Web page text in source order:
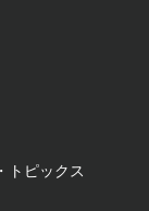
トピックス